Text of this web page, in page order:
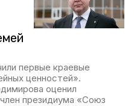
первые краевые
ценностей».
оценил
президиума «Союз